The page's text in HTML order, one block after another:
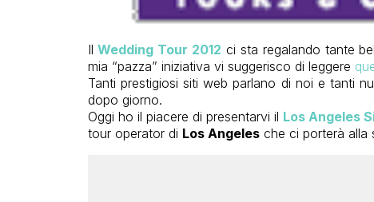
IlWedding Tour 2012 ci sta regalando tante
mia “pazza” iniziativa vi suggerisco di leggere
Tanti prestigiosi siti web parlano di noi e tanti
dopo giorno.
Oggi ho il piacere di presentarvi il Los Angeles
tour operator di Los Angelesche ci porterà alla